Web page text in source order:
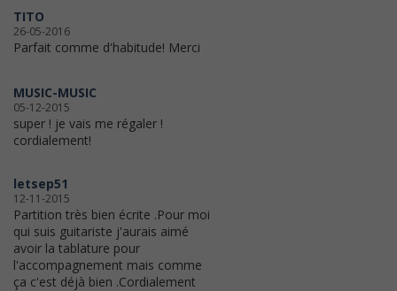
TITO
26-05-2016
Parfait comme d'habitude! Merci
MUSIC-MUSIC
05-12-2015
super ! je vais me régaler !
cordialement!
letsep51
12-11-2015
Partition très bien écrite .Pour moi
qui suis guitariste j'aurais aimé
avoir la tablature pour
l'accompagnement mais comme
ça c'est déjà bien .Cordialement